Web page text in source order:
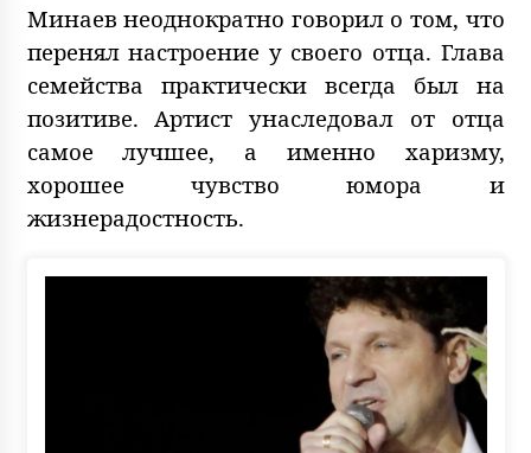
Минаев неоднократно говорил о том, что
перенял настроение у своего отца. Глава
семейства практически всегда был на
позитиве. Артист унаследовал от отца
самое лучшее, а именно харизму,
хорошее чувство юмора и
жизнерадостность.